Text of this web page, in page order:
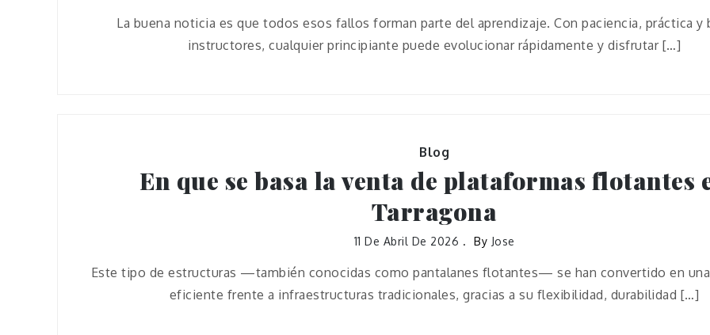
La buena noticia es que todos esos fallos forman parte del aprendizaje. Con paciencia, práctica y
instructores, cualquier principiante puede evolucionar rápidamente y disfrutar […]
Blog
En que se basa la venta de plataformas flotantes
Tarragona
11 De Abril De 2026 By Jose
Este tipo de estructuras —también conocidas como pantalanes flotantes— se han convertido en
eficiente frente a infraestructuras tradicionales, gracias a su flexibilidad, durabilidad […]